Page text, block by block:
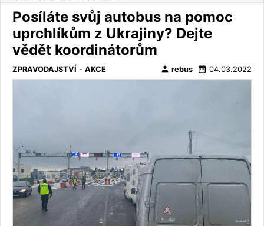
Posíláte svůj autobus na pomoc
uprchlíkům z Ukrajiny? Dejte
vědět koordinátorům
ZPRAVODAJSTVÍ - AKCE person rebus date_range 04.03.2022